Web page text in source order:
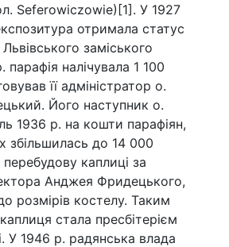
Seferowiczowie)[1]. У 1927
отримала статус
заміського
парафія налічувала 1 100
її адміністратор о.
Його наступник о.
1936 р. на кошти парафіян,
збільшилась до 14 000
перебудову каплиці за
Анджея Фридецького,
розмірів костелу. Таким
стала пресбітерієм
У 1946 р. радянська влада